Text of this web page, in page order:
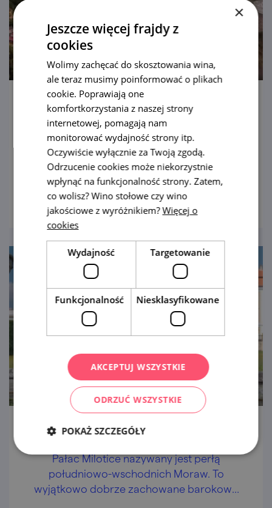
Pałac Vranov nad Dyjí
Pałac we Vranovie to znamienity przykład
świeckiego baroku. To między innymi
dlatego pokochali go filmowcy.
Pałac Milotice
Pałac Milotice nazywany jest perłą
południowo-wschodnich Moraw. To
wyjątkowo dobrze zachowane barokowe
×
Jeszcze więcej frajdy z
cookies
Wolimy zachęcać do skosztowania wina,
ale teraz musimy poinformować o plikach
cookie. Poprawiają one
komfortkorzystania z naszej strony
internetowej, pomagają nam
monitorować wydajność strony itp.
Oczywiście wyłącznie za Twoją zgodą.
Odrzucenie cookies może niekorzystnie
wpłynąć na funkcjonalność strony. Zatem,
co wolisz? Wino stołowe czy wino
jakościowe z wyróżnikiem?Więcej o
cookies
Wydajność Targetowanie
Funkcjonalność Niesklasyfikowane
AKCEPTUJ WSZYSTKIE
ODRZUĆ WSZYSTKIE
POKAŻ SZCZEGÓŁY